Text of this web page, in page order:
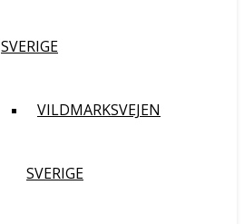
SVERIGE
VILDMARKSVEJEN
SVERIGE